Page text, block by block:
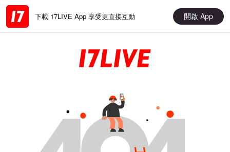
下載 17LIVE App 享受更直接互動 開啟 App